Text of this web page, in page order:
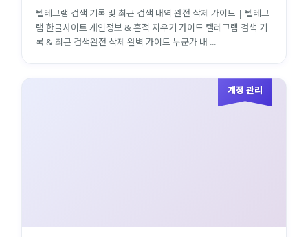
텔레그램 검색 기록 및 최근 검색 내역 완전 삭제 가이드 | 텔레그
램 한글사이트 개인정보 & 흔적 지우기 가이드 텔레그램 검색 기
록 & 최근 검색완전 삭제 완벽 가이드 누군가 내 ...
계정 관리